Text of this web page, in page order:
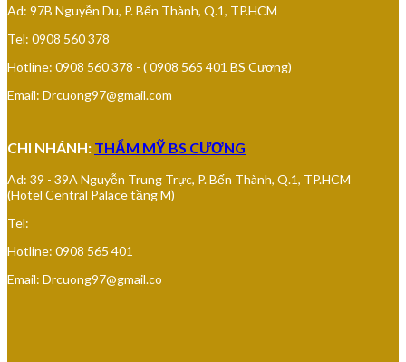
Ad: 97B Nguyễn Du, P. Bến Thành, Q.1, TP.HCM
Tel: 0908 560 378
Hotline: 0908 560 378 - ( 0908 565 401 BS Cương)
Email: Drcuong97@gmail.com
CHI NHÁNH: THẨM MỸ BS CƯƠNG
Ad: 39 - 39A Nguyễn Trung Trực, P. Bến Thành, Q.1, TP.HCM
(Hotel Central Palace tầng M)
Tel:
Hotline: 0908 565 401
Email: Drcuong97@gmail.co